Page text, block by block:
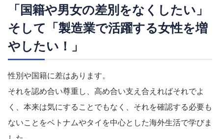
「国籍や男女の差別をなくしたい」
そして「製造業で活躍する女性を増
やしたい！」
性別や国籍に差はあります。
それを認め合い尊重し、高め合い支え合えればそれでよ
く、本来は気にすることでもなく、それを確認する必要も
ないことをベトナムやタイを中心とした海外生活で学びま